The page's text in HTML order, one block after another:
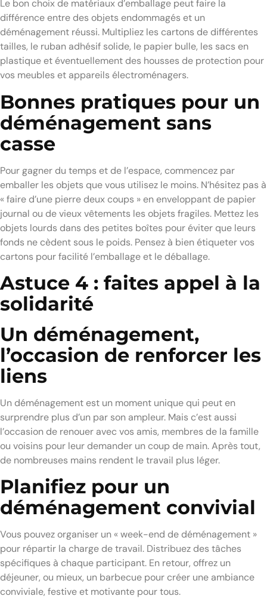
Le bon choix de matériaux d’emballage peut faire la
différence entre des objets endommagés et un
déménagement réussi. Multipliez les cartons de différentes
tailles, le ruban adhésif solide, le papier bulle, les sacs en
plastique et éventuellement des housses de protection pour
vos meubles et appareils électroménagers.
Bonnes pratiques pour un
déménagement sans
casse
Pour gagner du temps et de l’espace, commencez par
emballer les objets que vous utilisez le moins. N’hésitez pas à
« faire d’une pierre deux coups » en enveloppant de papier
journal ou de vieux vêtements les objets fragiles. Mettez les
objets lourds dans des petites boîtes pour éviter que leurs
fonds ne cèdent sous le poids. Pensez à bien étiqueter vos
cartons pour facilité l’emballage et le déballage.
Astuce 4 : faites appel à la
solidarité
Un déménagement,
l’occasion de renforcer les
liens
Un déménagement est un moment unique qui peut en
surprendre plus d’un par son ampleur. Mais c’est aussi
l’occasion de renouer avec vos amis, membres de la famille
ou voisins pour leur demander un coup de main. Après tout,
de nombreuses mains rendent le travail plus léger.
Planifiez pour un
déménagement convivial
Vous pouvez organiser un « week-end de déménagement »
pour répartir la charge de travail. Distribuez des tâches
spécifiques à chaque participant. En retour, offrez un
déjeuner, ou mieux, un barbecue pour créer une ambiance
conviviale, festive et motivante pour tous.